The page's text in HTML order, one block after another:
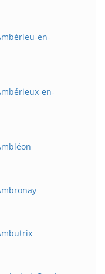
en-
en-